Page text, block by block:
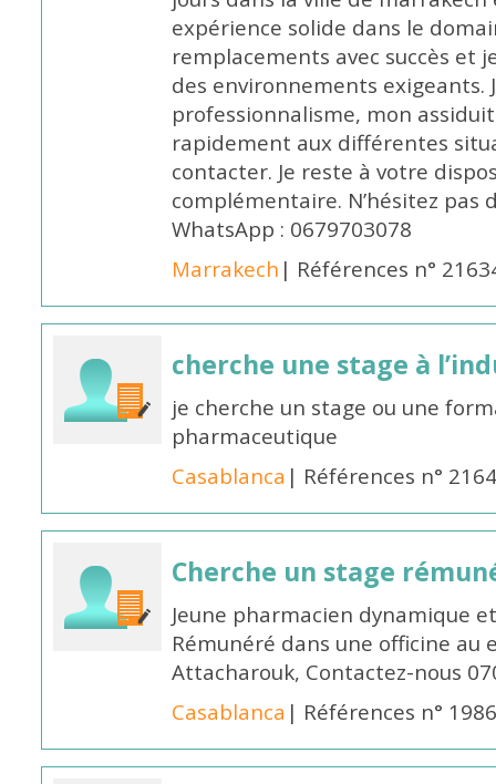
expérience solide dans le
remplacements avec succès et
des environnements exigeants.
professionnalisme, mon
rapidement aux différentes
contacter. Je reste à votre
complémentaire. N’hésitez
WhatsApp : 0679703078
Marrakech | Références n°
cherche une stage à
je cherche un stage ou une
pharmaceutique
Casablanca | Références n°
Cherche un stage
Jeune pharmacien dynamique
Rémunéré dans une officine au
Attacharouk, Contactez-nous
Casablanca | Références n°